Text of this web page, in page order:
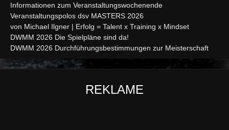
Informationen zum Veranstaltungswochenende
Veranstaltungspolos dsv MASTERS 2026
von Michael Ilgner | Erfolg = Talent x Training x Mindset
DWMM 2026 Die Spielpläne sind da!
DWMM 2026 Durchführungsbestimmungen zur Meisterschaft
REKLAME